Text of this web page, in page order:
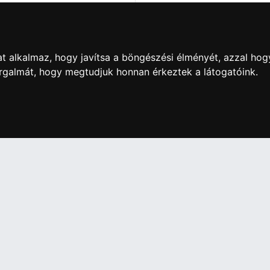
hogy javítsa a böngészési élményét, azzal
hogy megtudjuk honnan érkeztek a látogatóink.